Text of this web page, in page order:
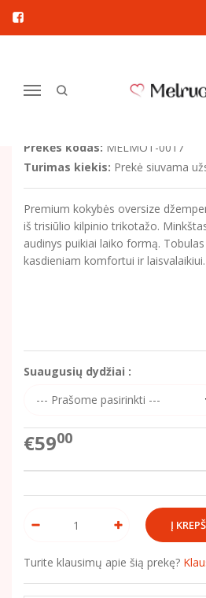
Navigacija
Pagrindinis
Oversize moteriškas džemperis su
OVERSIZE
SU GOBTUVU
Prekės kodas: MELMOT-0017
Turimas kiekis: Prekė siuvama
Premium kokybės oversize
iš trisiūlio kilpinio trikotažo.
audinys puikiai laiko formą.
kasdieniam komfortui ir laisvalaikiui.
Suaugusių dydžiai :
€5900
Turite klausimų apie šią prekę?